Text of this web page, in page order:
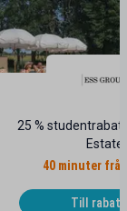
25 %
Estate
40 minuter
Till